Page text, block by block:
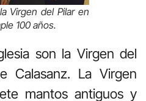
Virgen del Pilar en
100 años.
son la Virgen del
Calasanz. La Virgen
mantos antiguos y